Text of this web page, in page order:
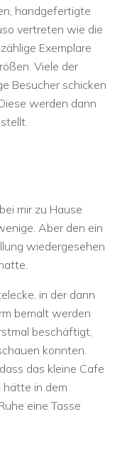
handgefertigte
vertreten wie die
Exemplare
Viele der
Besucher schicken
werden dann
mir zu Hause
Aber den ein
wiedergesehen
in der dann
bemalt werden
beschäftigt,
konnten.
das kleine Cafe
in dem
eine Tasse